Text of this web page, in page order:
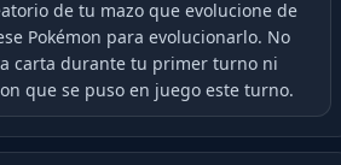
de tu mazo que evolucione de
Pokémon para evolucionarlo. No
carta durante tu primer turno ni
que se puso en juego este turno.